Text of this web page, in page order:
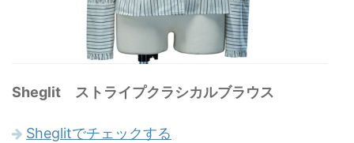
Sheglit ストライプクラシカルブラウス
Sheglitでチェックする